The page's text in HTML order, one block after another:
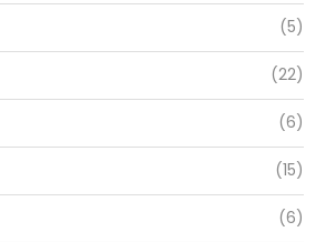
(5)
(22)
(6)
(15)
(6)